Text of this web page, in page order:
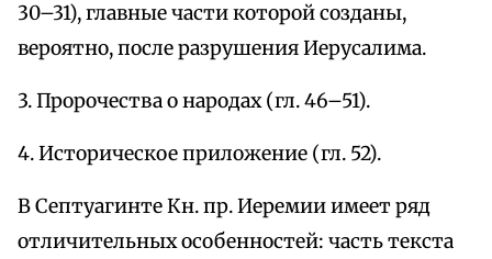
30–31), главные части которой созданы,
вероятно, после разрушения Иерусалима.
3. Пророчества о народах (гл. 46–51).
4. Историческое приложение (гл. 52).
В Септуагинте Кн. пр. Иеремии имеет ряд
отличительных особенностей: часть текста